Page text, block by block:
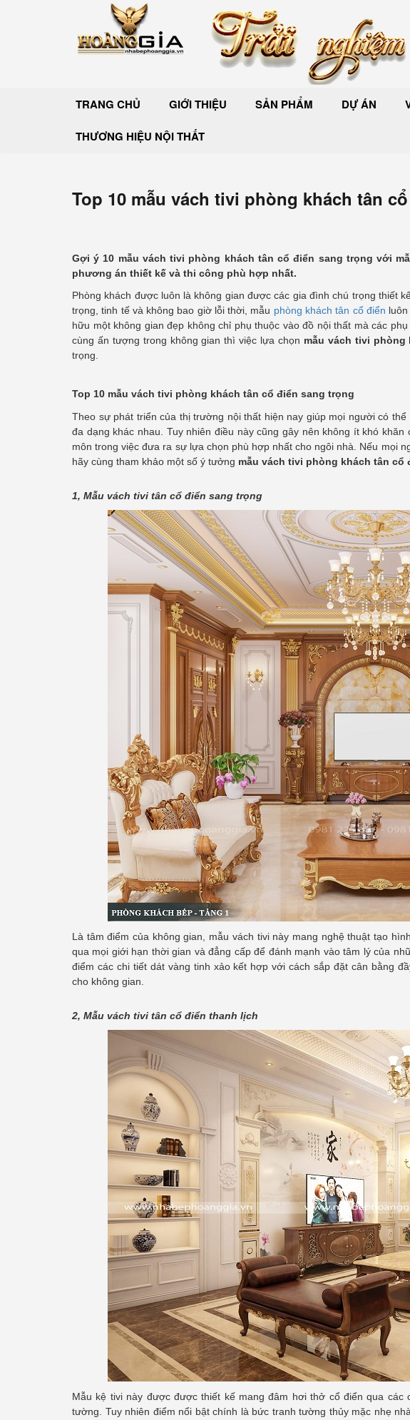
TRANG CHỦ GIỚI THIỆU SẢN PHẨM DỰ ÁN
THƯƠNG HIỆU NỘI THẤT
Top 10 mẫu vách tivi phòng khách tân
Gợi ý 10 mẫu vách tivi phòng khách tân cổ điển sang trọng với
phương án thiết kế và thi công phù hợp nhất.
Phòng khách được luôn là không gian được các gia đình chú trọng thiết
trọng, tinh tế và không bao giờ lỗi thời, mẫu phòng khách tân cổ điển
hữu một không gian đẹp không chỉ phụ thuộc vào đồ nội thất mà các
cùng ấn tượng trong không gian thì việc lựa chọn mẫu vách tivi phòng
trọng.
Top 10 mẫu vách tivi phòng khách tân cổ điển sang trọng
Theo sự phát triển của thị trường nội thất hiện nay giúp mọi người có
đa dạng khác nhau. Tuy nhiên điều này cũng gây nên không ít khó
môn trong việc đưa ra sự lựa chọn phù hợp nhất cho ngôi nhà. Nếu mọi
hãy cùng tham khảo một số ý tưởng mẫu vách tivi phòng khách tân cổ
1, Mẫu vách tivi tân cổ điển sang trọng
Là tâm điểm của không gian, mẫu vách tivi này mang nghệ thuật tạo
qua mọi giới hạn thời gian và đẳng cấp để đánh mạnh vào tâm lý của
điểm các chi tiết dát vàng tinh xảo kết hợp với cách sắp đặt cân bằng
cho không gian.
2, Mẫu vách tivi tân cổ điển thanh lịch
Mẫu kệ tivi này được được thiết kế mang đâm hơi thở cổ điển qua
tường. Tuy nhiên điểm nổi bật chính là bức tranh tường thủy mặc nhẹ